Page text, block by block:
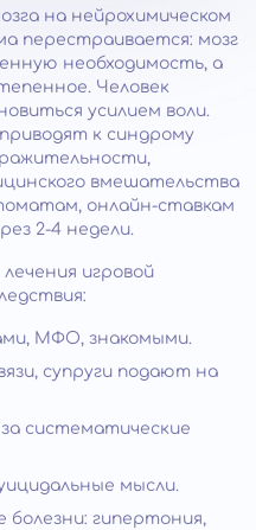
на нейрохимическом
перестраивается: мозг
необходимость, а
Человек
усилием воли.
к синдрому
вмешательства
онлайн-ставкам
2-4 недели.
игровой
МФО, знакомыми.
супруги подают на
систематические
мысли.
болезни: гипертония,